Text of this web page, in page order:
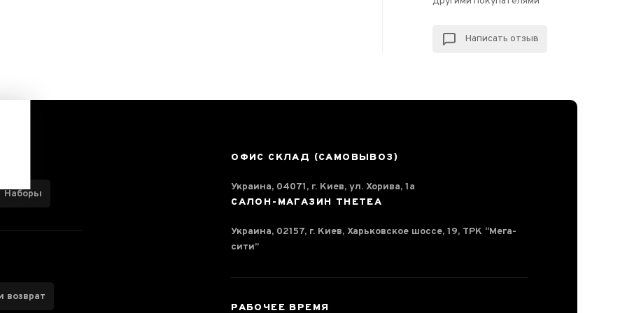
Написать отзыв
Наборы
возврат
ОФИС СКЛАД (САМОВЫВОЗ)
Украина, 04071, г. Киев, ул. Хорива, 1а
САЛОН-МАГАЗИН THETEA
Украина, 02157, г. Киев, Харьковское шоссе, 19, ТРК “Мега-
сити”
РАБОЧЕЕ ВРЕМЯ